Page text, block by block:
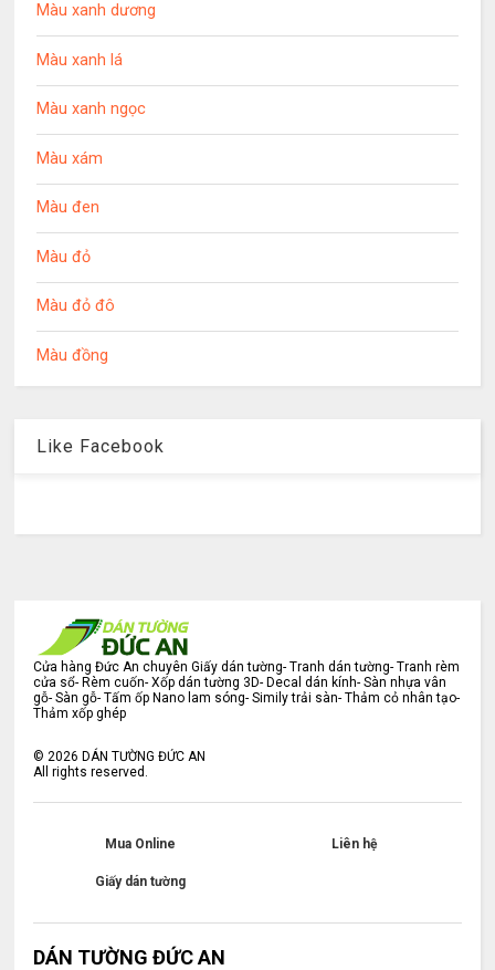
Màu xanh dương
Màu xanh lá
Màu xanh ngọc
Màu xám
Màu đen
Màu đỏ
Màu đỏ đô
Màu đồng
Like Facebook
Cửa hàng Đức An chuyên Giấy dán tường- Tranh dán tường- Tranh rèm
cửa sổ- Rèm cuốn- Xốp dán tường 3D- Decal dán kính- Sàn nhựa vân
gỗ- Sàn gỗ- Tấm ốp Nano lam sóng- Simily trải sàn- Thảm cỏ nhân tạo-
Thảm xốp ghép
©2026 DÁN TƯỜNG ĐỨC AN
All rights reserved.
Mua Online Liên hệ
Giấy dán tường
DÁN TƯỜNG ĐỨC AN